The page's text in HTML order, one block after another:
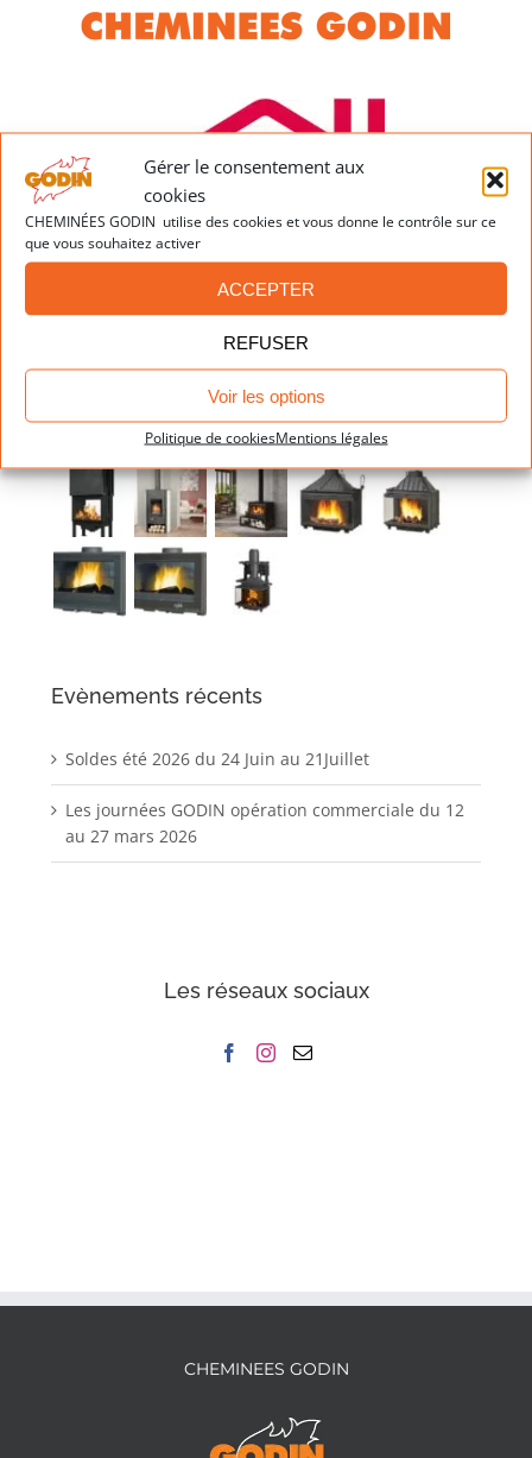
Gérer le consentement aux
cookies
CHEMINÉES GODIN utilise des cookies et vous donne le contrôle sur ce
que vous souhaitez activer
ACCEPTER
REFUSER
Voir les options
Politique de cookiesMentions légales
Mons
850
sur
Dernières réalisations
Evènements récents
Soldes été 2026 du 24 Juin au 21Juillet
Les journées GODIN opération commerciale du 12
au 27 mars 2026
Les réseaux sociaux
CHEMINEES GODIN